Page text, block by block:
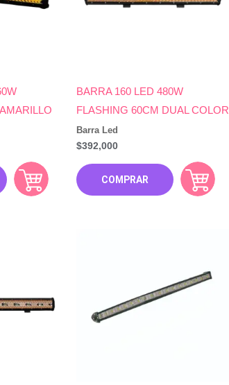
Barra Led
BARRA 160 LED 480W
FLASHING 60CM DUAL COLOR
COMPRAR
$392,000